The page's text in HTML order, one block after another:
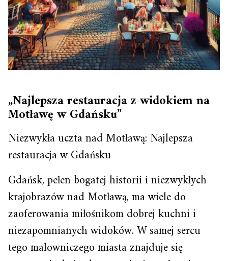
„Najlepsza restauracja z widokiem na
Motławę w Gdańsku”
Niezwykła uczta nad Motławą: Najlepsza
restauracja w Gdańsku
Gdańsk, pełen bogatej historii i niezwykłych
krajobrazów nad Motławą, ma wiele do
zaoferowania miłośnikom dobrej kuchni i
niezapomnianych widoków. W samej sercu
tego malowniczego miasta znajduje się